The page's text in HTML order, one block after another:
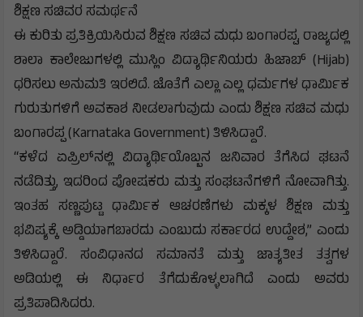
ಶಿಕ್ಷಣ ಸಚಿವರ ಸಮರ್ಥನೆ
ಈ ಕುರಿತು ಪ್ರತಿಕ್ರಿಯಿಸಿರುವ ಶಿಕ್ಷಣ ಸಚಿವ ಮಧು ಬಂಗಾರಪ್ಪ, ರಾಜ್ಯದಲ್ಲಿ
ಶಾಲಾ ಕಾಲೇಜುಗಳಲ್ಲಿ ಮುಸ್ಲಿಂ ವಿದ್ಯಾರ್ಥಿನಿಯರು ಹಿಜಾಬ್ (Hijab)
ಧರಿಸಲು ಅನುಮತಿ ಇರಲಿದೆ. ಜೊತೆಗೆ ಎಲ್ಲಾ ಎಲ್ಲ ಧರ್ಮಗಳ ಧಾರ್ಮಿಕ
ಗುರುತುಗಳಿಗೆ ಅವಕಾಶ ನೀಡಲಾಗುವುದು ಎಂದು ಶಿಕ್ಷಣ ಸಚಿವ ಮಧು
ಬಂಗಾರಪ್ಪ (Karnataka Government) ತಿಳಿಸಿದ್ದಾರೆ.
“ಕಳೆದ ಏಪ್ರಿಲ್‌ನಲ್ಲಿ ವಿದ್ಯಾರ್ಥಿಯೊಬ್ಬನ ಜನಿವಾರ ತೆಗೆಸಿದ ಘಟನೆ
ನಡೆದಿತ್ತು, ಇದರಿಂದ ಪೋಷಕರು ಮತ್ತು ಸಂಘಟನೆಗಳಿಗೆ ನೋವಾಗಿತ್ತು.
ಇಂತಹ ಸಣ್ಣಪುಟ್ಟ ಧಾರ್ಮಿಕ ಆಚರಣೆಗಳು ಮಕ್ಕಳ ಶಿಕ್ಷಣ ಮತ್ತು
ಭವಿಷ್ಯಕ್ಕೆ ಅಡ್ಡಿಯಾಗಬಾರದು ಎಂಬುದು ಸರ್ಕಾರದ ಉದ್ದೇಶ,” ಎಂದು
ತಿಳಿಸಿದ್ದಾರೆ. ಸಂವಿಧಾನದ ಸಮಾನತೆ ಮತ್ತು ಜಾತ್ಯತೀತ ತತ್ವಗಳ
ಅಡಿಯಲ್ಲಿ ಈ ನಿರ್ಧಾರ ತೆಗೆದುಕೊಳ್ಳಲಾಗಿದೆ ಎಂದು ಅವರು
ಪ್ರತಿಪಾದಿಸಿದರು.